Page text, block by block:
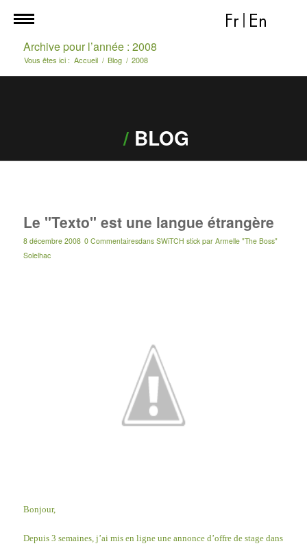
Fr En
Archive pour l’année : 2008
Vous êtes ici : Accueil / Blog / 2008
/ BLOG
Le "Texto" est une langue étrangère
8 décembre 2008 0 Commentairesdans SWiTCH stick par Armelle "The Boss"
Solelhac
Bonjour,
Depuis 3 semaines, j’ai mis en ligne une annonce d’offre de stage dans